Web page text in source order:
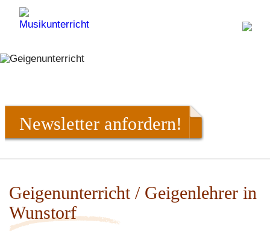
Newsletter anfordern!
Geigenunterricht / Geigenlehrer in
Wunstorf